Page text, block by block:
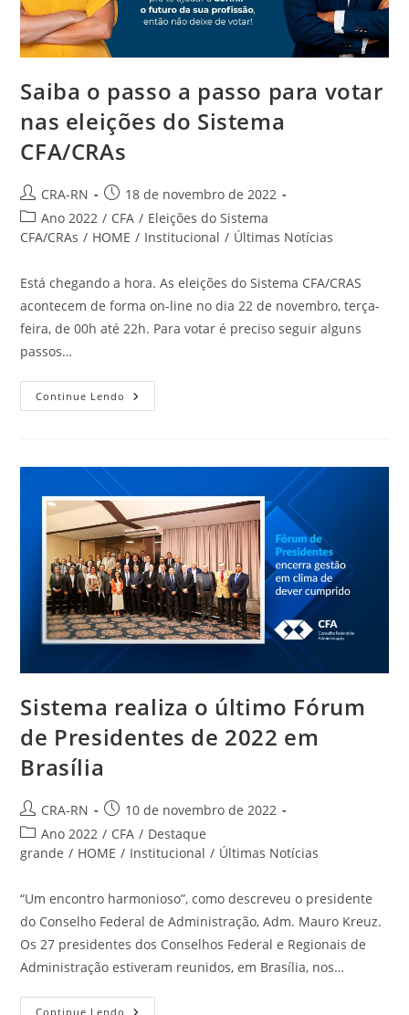
Saiba o passo a passo para votar
nas eleições do Sistema
CFA/CRAs
Autor
do
post:
CRA-RN
Post
publicado:
18 de novembro de 2022
Categoria
do
Ano 2022 / CFA / Eleições do Sistema
CFA/CRAs / HOME / Institucional / Últimas Notícias
Está chegando a hora. As eleições do Sistema CFA/CRAS
acontecem de forma on-line no dia 22 de novembro, terça-
feira, de 00h até 22h. Para votar é preciso seguir alguns
passos…
Continue Lendo Saiba
O
Votar
Nas
Eleições
Sistema
CFA/CRAs
Sistema realiza o último Fórum
de Presidentes de 2022 em
Brasília
Autor
do
post:
CRA-RN
Post
publicado:
10 de novembro de 2022
Categoria
do
Ano 2022 / CFA / Destaque
grande / HOME / Institucional / Últimas Notícias
“Um encontro harmonioso”, como descreveu o presidente
do Conselho Federal de Administração, Adm. Mauro Kreuz.
Os 27 presidentes dos Conselhos Federal e Regionais de
Administração estiveram reunidos, em Brasília, nos…
Continue Lendo